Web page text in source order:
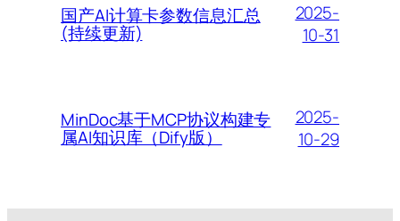
国产AI计算卡参数信息汇总
(持续更新)
2025-
10-31
MinDoc基于MCP协议构建专
属AI知识库（Dify版）
2025-
10-29